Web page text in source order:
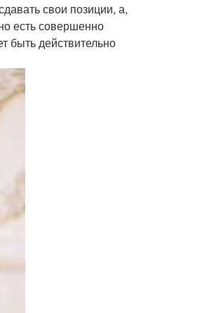
свои позиции, а,
есть совершенно
быть действительно